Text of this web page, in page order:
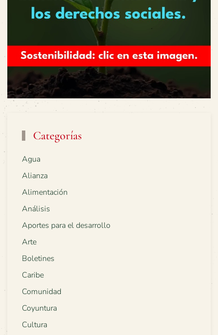
Categorías
Agua
Alianza
Alimentación
Análisis
Aportes para el desarrollo
Arte
Boletines
Caribe
Comunidad
Coyuntura
Cultura